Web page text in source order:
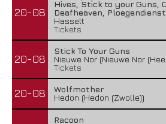
20-08
Hives, Stick to your Guns,
Deafheaven,
Hasselt
Tickets
20-08
Stick To Your Guns
Nieuwe Nor (Nieuwe Nor
Tickets
20-08
Wolfmother
Hedon (Hedon (Zwolle))
Racoon